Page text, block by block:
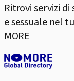
Ritrovi servizi
e sessuale nel
MORE